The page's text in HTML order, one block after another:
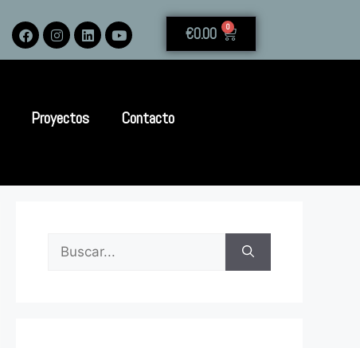
€0.00 0
Proyectos Contacto